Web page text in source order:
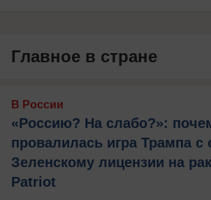
Главное в стране
В России
«Россию? На слабо?»:
провалилась игра Трампа
Зеленскому лицензии на
Patriot